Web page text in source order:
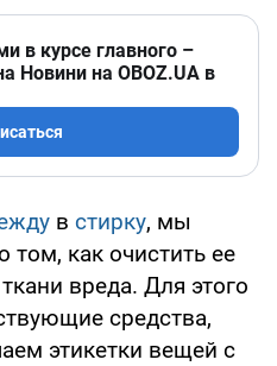
в курсе главного –
Новини на OBOZ.UA в
в стирку, мы
как очистить ее
вреда. Для этого
средства,
этикетки вещей с